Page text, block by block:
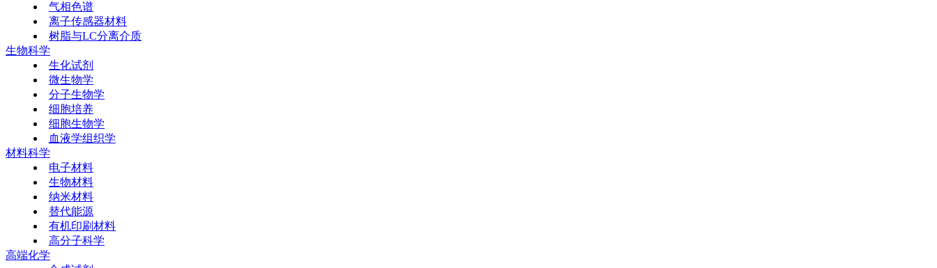
气相色谱
离子传感器材料
树脂与LC分离介质
生物科学
生化试剂
微生物学
分子生物学
细胞培养
细胞生物学
血液学组织学
材料科学
电子材料
生物材料
纳米材料
替代能源
有机印刷材料
高分子科学
高端化学